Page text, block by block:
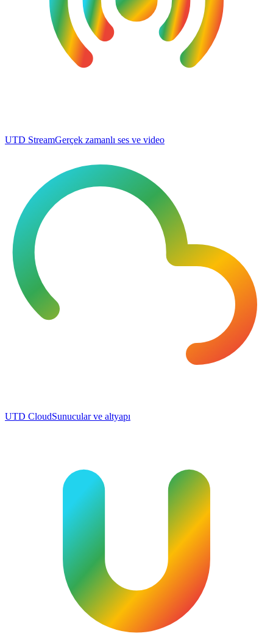
UTD StreamGerçek zamanlı ses ve video
UTD CloudSunucular ve altyapı